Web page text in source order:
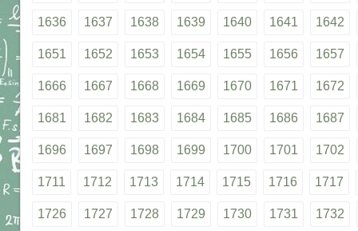
1636 1637 1638 1639 1640 1641 1642
1651 1652 1653 1654 1655 1656 1657
1666 1667 1668 1669 1670 1671 1672
1681 1682 1683 1684 1685 1686 1687
1696 1697 1698 1699 1700 1701 1702
1711 1712 1713 1714 1715 1716 1717
1726 1727 1728 1729 1730 1731 1732